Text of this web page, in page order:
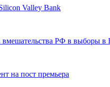
Valley Bank
вмешательства РФ в выборы в
на пост премьера